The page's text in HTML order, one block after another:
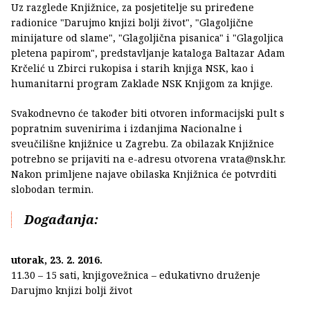
Uz razglede Knjižnice, za posjetitelje su priređene
radionice "Darujmo knjizi bolji život", "Glagoljične
minijature od slame", "Glagoljična pisanica" i "Glagoljica
pletena papirom", predstavljanje kataloga Baltazar Adam
Krčelić u Zbirci rukopisa i starih knjiga NSK, kao i
humanitarni program Zaklade NSK Knjigom za knjige.
Svakodnevno će također biti otvoren informacijski pult s
popratnim suvenirima i izdanjima Nacionalne i
sveučilišne knjižnice u Zagrebu. Za obilazak Knjižnice
potrebno se prijaviti na e-adresu otvorena vrata@nsk.hr.
Nakon primljene najave obilaska Knjižnica će potvrditi
slobodan termin.
Događanja:
utorak, 23. 2. 2016.
11.30 – 15 sati, knjigovežnica – edukativno druženje
Darujmo knjizi bolji život